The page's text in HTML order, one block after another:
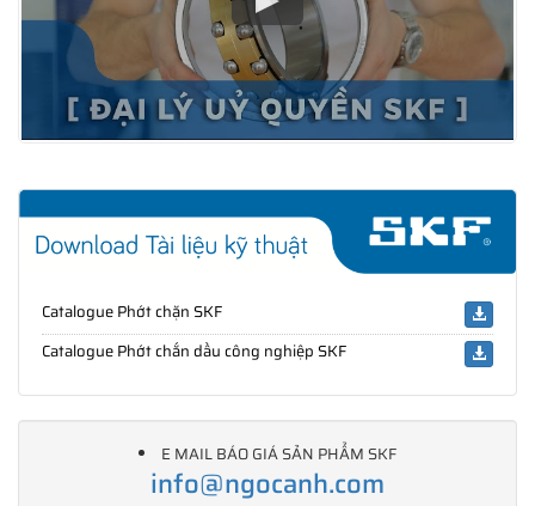
Catalogue Phớt chặn SKF
Catalogue Phớt chắn dầu công nghiệp SKF
E MAIL BÁO GIÁ SẢN PHẨM SKF
info@ngocanh.com